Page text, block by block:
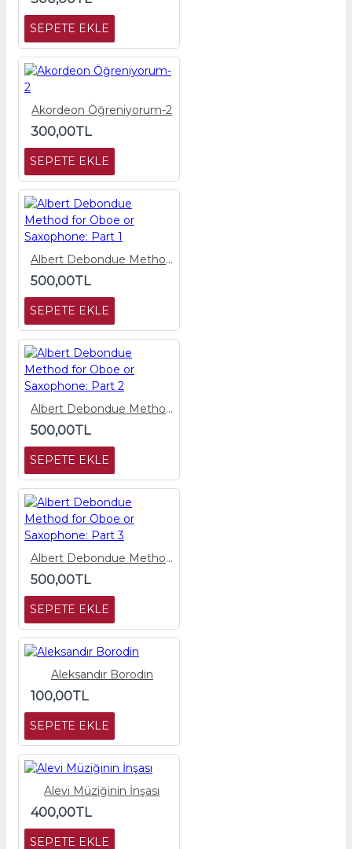
SEPETE EKLE
Akordeon Öğreniyorum-2
300,00TL
SEPETE EKLE
Albert Debondue Method for Oboe or Saxophone: Part 1
500,00TL
SEPETE EKLE
Albert Debondue Method for Oboe or Saxophone: Part 2
500,00TL
SEPETE EKLE
Albert Debondue Method for Oboe or Saxophone: Part 3
500,00TL
SEPETE EKLE
Aleksandır Borodin
100,00TL
SEPETE EKLE
Alevi Müziğinin İnşası
400,00TL
SEPETE EKLE